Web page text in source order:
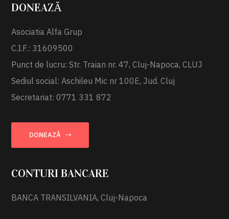
DONEAZĂ
Asociatia Alfa Grup
C.I.F.: 31609500
Punct de lucru: Str. Traian nr. 47, Cluj-Napoca, CLUJ
Sediul social: Aschileu Mic nr 100E, Jud. Cluj
Secretariat: 0771 331 872
DONEAZĂ
CONTURI BANCARE
BANCA TRANSILVANIA, Cluj-Napoca